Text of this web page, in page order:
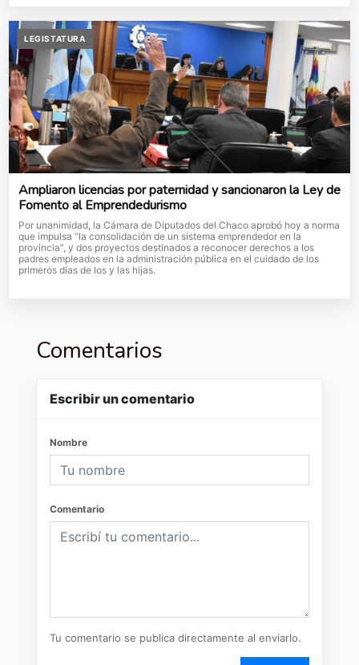
LEGISTATURA
Ampliaron licencias por paternidad y sancionaron la Ley de
Fomento al Emprendedurismo
Por unanimidad, la Cámara de Diputados del Chaco aprobó hoy a norma
que impulsa “la consolidación de un sistema emprendedor en la
provincia”, y dos proyectos destinados a reconocer derechos a los
padres empleados en la administración pública en el cuidado de los
primeros días de los y las hijas.
Comentarios
Escribir un comentario
Nombre
Comentario
Tu comentario se publica directamente al enviarlo.